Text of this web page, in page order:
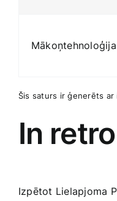
Šis saturs ir ģenerēts ar
In⁢
Izpētot Lielapjoma